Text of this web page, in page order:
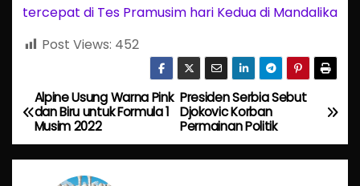
tercepat di Tes Pramusim hari Kedua di Mandalika
Post Views: 452
P
o
Presiden Serbia Sebut
Djokovic Korban
Permainan Politik
Alpine Usung Warna Pink
dan Biru untuk Formula 1
Musim 2022